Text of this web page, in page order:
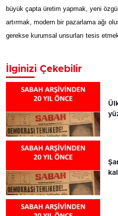
büyük çapta üretim yapmak, yeni
artırmak, modern bir pazarlama ağı
gerekse kurumsal unsurları tesis
İlginizi Çekebilir